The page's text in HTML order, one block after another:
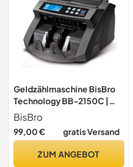
Geldzählmaschine BisBro
Technology BB-2150C |
Banknotenzähler | Erkennt
Falschgeld sofort | Zählt
sicher 1000 Geldscheine in
Dollar | Pfund
BisBro
99,00 € gratis Versand
ZUM ANGEBOT